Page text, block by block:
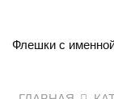
Флешки с